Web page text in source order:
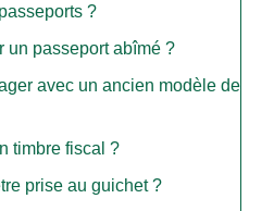
?
un passeport abîmé ?
avec un ancien modèle de
timbre fiscal ?
prise au guichet ?